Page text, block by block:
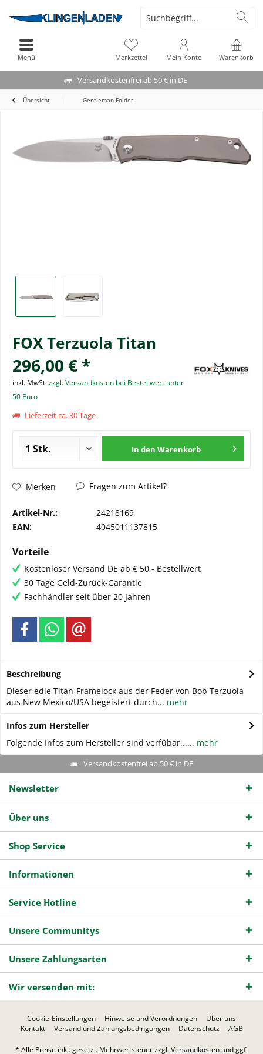
Versandkostenfrei ab 50 € in DE
Warenkorb
Merkzettel Mein Konto
Menü
Übersicht Gentleman Folder
FOX Terzuola Titan
296,00 € *
inkl. MwSt.zzgl. Versandkosten bei Bestellwert unter
50 Euro
Lieferzeit ca. 30 Tage
In den Warenkorb
Merken Fragen zum Artikel?
Artikel-Nr.:
24218169
EAN:
4045011137815
Vorteile
Kostenloser Versand DE ab € 50,- Bestellwert
30 Tage Geld-Zurück-Garantie
Fachhändler seit über 20 Jahren
Beschreibung
Dieser edle Titan-Framelock aus der Feder von Bob Terzuola
aus New Mexico/USA begeistert durch... mehr
Infos zum Hersteller
Folgende Infos zum Hersteller sind verfübar...... mehr
Versandkostenfrei ab 50 € in DE
Newsletter
Über uns
Shop Service
Informationen
Service Hotline
Unsere Communitys
Unsere Zahlungsarten
Wir versenden mit:
Cookie-Einstellungen Hinweise und Verordnungen
Über uns
Kontakt
Versand und Zahlungsbedingungen Datenschutz AGB
* Alle Preise inkl. gesetzl. Mehrwertsteuer zzgl.Versandkosten und ggf.